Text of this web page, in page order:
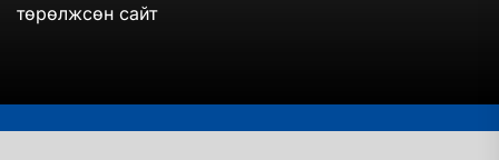
төрөлжсөн сайт